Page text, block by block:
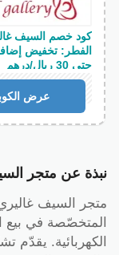
كود خصم السيف
حتى 30 ريال/درهم
عرض
نبذة عن متجر
متجر السيف غاليري
المتخصّصة في بيع
الكهربائية. يقدّم